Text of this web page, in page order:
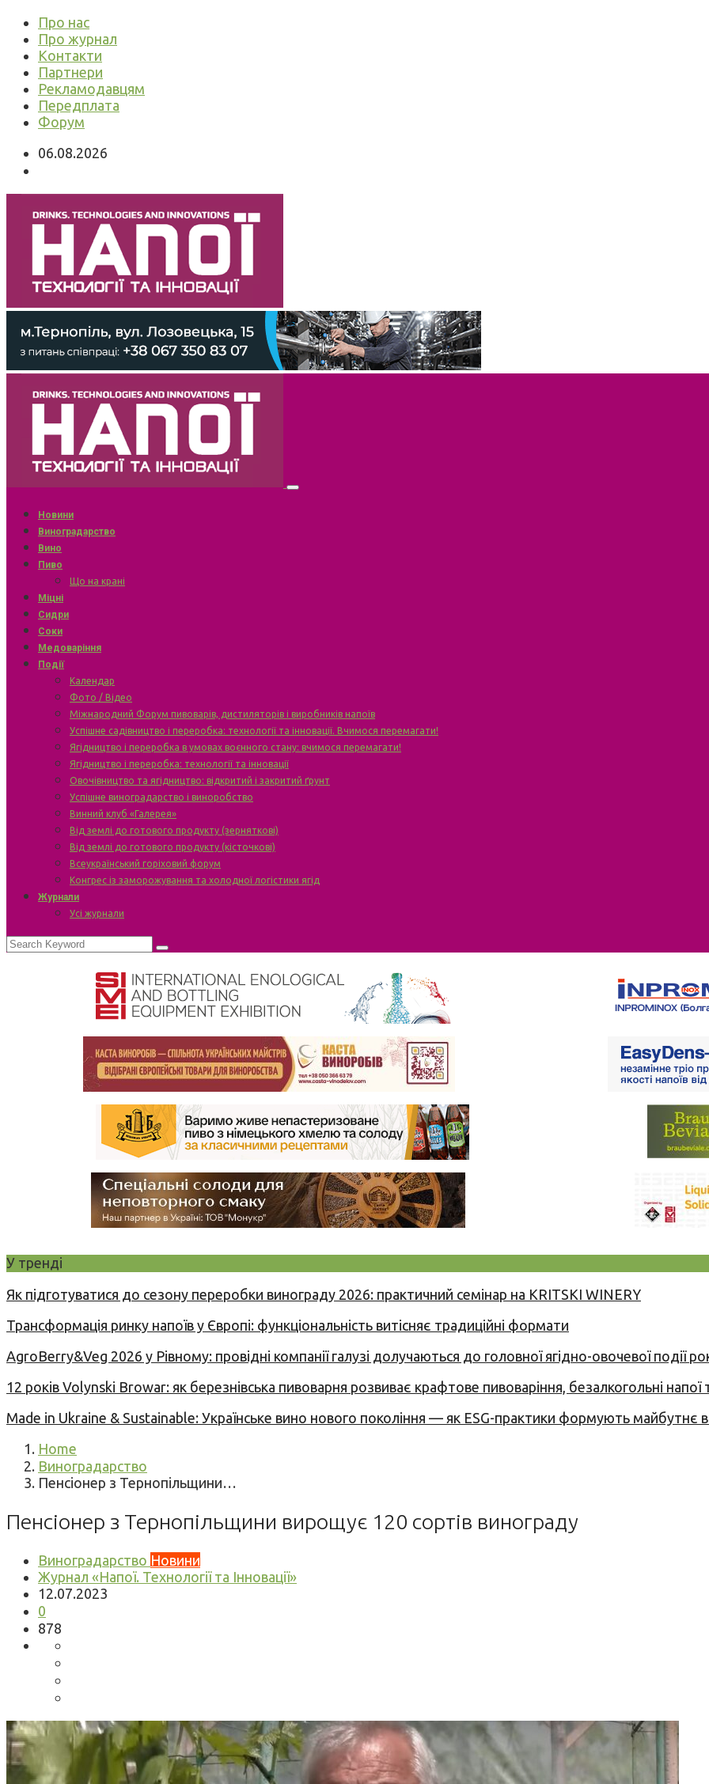
Про нас
Про журнал
Контакти
Партнери
Рекламодавцям
Передплата
Форум
06.08.2026
Новини
Виноградарство
Вино
Пиво
Що на крані
Міцні
Сидри
Соки
Медоваріння
Події
Календар
Фото / Відео
Міжнародний Форум пивоварів, дистиляторів і виробників напоїв
Успішне садівництво і переробка: технології та інновації. Вчимося перемагати!
Ягідництво і переробка в умовах воєнного стану: вчимося перемагати!
Ягідництво і переробка: технології та інновації
Овочівництво та ягідництво: відкритий і закритий ґрунт
Успішне виноградарство і виноробство
Винний клуб «Галерея»
Від землі до готового продукту (зерняткові)
Від землі до готового продукту (кісточкові)
Всеукраїнський горіховий форум
Конгрес із заморожування та холодної логістики ягід
Журнали
Усі журнали
У тренді
Як підготуватися до сезону переробки винограду 2026: практичний семінар на KRITSKI WINERY
Трансформація ринку напоїв у Європі: функціональність витісняє традиційні формати
AgroBerry&Veg 2026 у Рівному: провідні компанії галузі долучаються до головної ягідно-овочевої події
12 років Volynski Browar: як березнівська пивоварня розвиває крафтове пивоваріння, безалкогольні напої
Made in Ukraine & Sustainable: Українське вино нового покоління — як ESG-практики формують майбутнє
Home
Виноградарство
Пенсіонер з Тернопільщини…
Пенсіонер з Тернопільщини вирощує 120 сортів винограду
Виноградарство Новини
Журнал «Напої. Технології та Інновації»
12.07.2023
0
878